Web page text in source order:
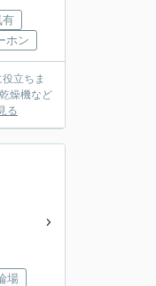
有
ホン
立ちま
燥機など
る
場